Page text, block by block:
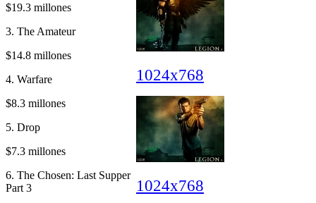
$19.3 millones
3. The Amateur
$14.8 millones
4. Warfare
$8.3 millones
5. Drop
$7.3 millones
6. The Chosen: Last Supper
Part 3
1024x768
1024x768